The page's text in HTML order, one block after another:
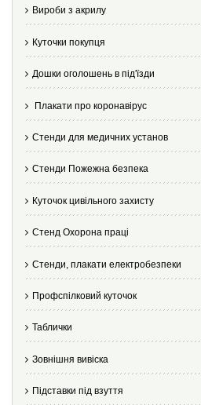
Вироби з акрилу
Куточки покупця
Дошки оголошень в під'їзди
Плакати про коронавірус
Стенди для медичних установ
Стенди Пожежна безпека
Куточок цивільного захисту
Стенд Охорона праці
Стенди, плакати електробезпеки
Профспілковий куточок
Таблички
Зовнішня вивіска
Підставки під взуття